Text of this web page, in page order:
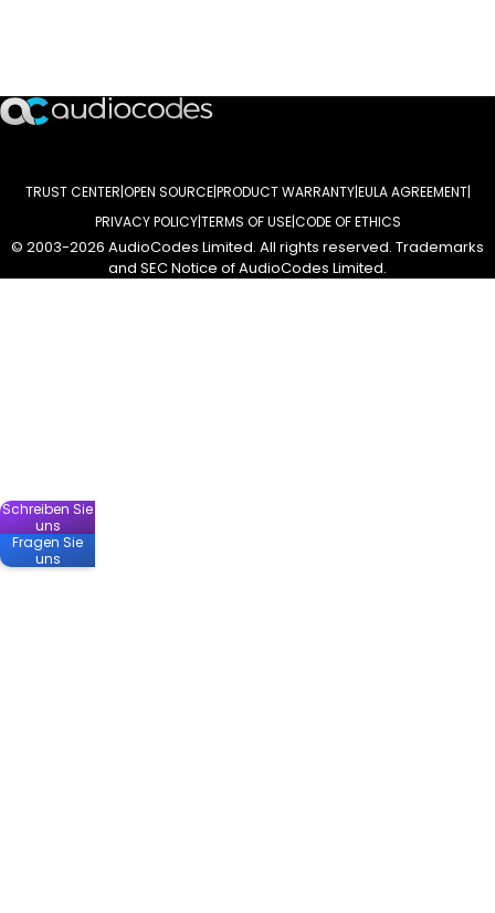
TRUST CENTER OPEN SOURCE PRODUCT WARRANTY EULA AGREEMENT
PRIVACY POLICY TERMS OF USE CODE OF ETHICS
© 2003-2026 AudioCodes Limited. All rights reserved. Trademarks
and SEC Notice of AudioCodes Limited.
Schreiben Sie
uns
Fragen Sie
uns